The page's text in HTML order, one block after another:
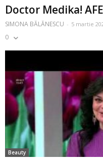
Doctor Medika!
SIMONA BĂLĂNESCU - 5 martie
0
Beauty